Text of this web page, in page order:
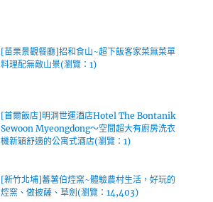
[苗栗景觀餐廳]招和食山~超下飯客家菜無菜單
料理配無敵山景(瀏覽：1)
[首爾飯店]明洞世運酒店Hotel The Bontanik
Sewoon Myeongdong～空間超大有廚房洗衣
機新穎舒適的公寓式酒店(瀏覽：1)
[新竹北埔]蕃薯伯焢窯~體驗農村生活，好玩的
焢窯、做披薩、草劍(瀏覽：14,403)